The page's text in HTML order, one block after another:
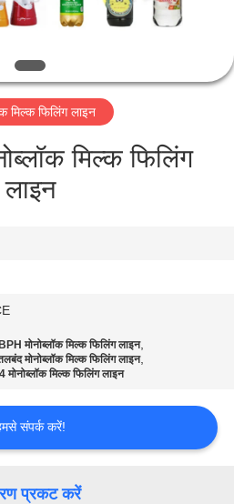
मिल्क फिलिंग लाइन
मिल्क फिलिंग
लाइन
मोनोब्लॉक मिल्क फिलिंग लाइन,
मोनोब्लॉक मिल्क फिलिंग लाइन,
मिल्क फिलिंग लाइन
संपर्क करें!
प्रकट करें